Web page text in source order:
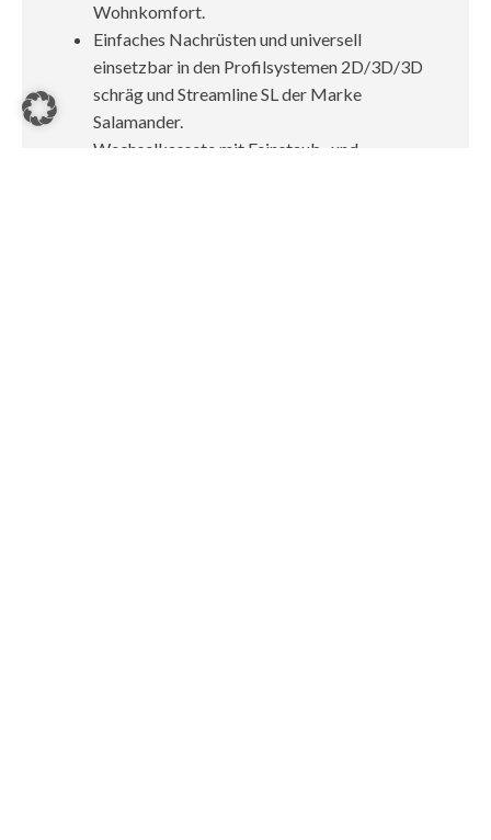
Wohnkomfort.
Einfaches Nachrüsten und universell
einsetzbar in den Profilsystemen 2D/3D/3D
schräg und Streamline SL der Marke
Salamander.
Wechselkassete mit Feinstaub- und